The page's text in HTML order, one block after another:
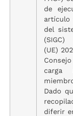
de
artículo
del
(UE)
Consejo
carga
Dado
diferir